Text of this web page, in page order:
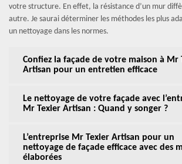
votre structure. En effet, la résistance d’un mur
autre. Je saurai déterminer les méthodes les plus
un nettoyage dans les normes.
Confiez la façade de votre maison à Mr
Artisan pour un entretien efficace
Le nettoyage de votre façade avec
Mr Texier Artisan : Quand y songer ?
L’entreprise Mr Texier Artisan pour un
nettoyage de façade efficace avec des
élaborées